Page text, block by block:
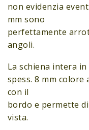
non evidenzia
mm sono
perfettamente
angoli.
La schiena intera
spess. 8 mm
con il
bordo e permette
vista.